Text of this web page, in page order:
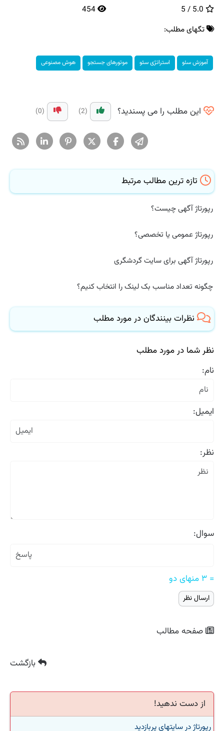
تگهای مطلب:
آموزش سئو استراتژی سئو موتورهای جستجو هوش مصنوعی
این مطلب را می پسندید؟ (2)
(0)
تازه ترین مطالب مرتبط
رپورتاژ آگهی چیست؟
رپورتاژ عمومی یا تخصصی؟
رپورتاژ آگهی برای سایت گردشگری
چگونه تعداد مناسب بک لینک را انتخاب کنیم؟
نظرات بینندگان در مورد مطلب
نظر شما در مورد مطلب
نام:
ایمیل:
نظر:
سوال:
= ۳ منهای دو
صفحه مطالب
بازگشت
از دست ندهید!
رپورتاژ در سایتهای پربازدید